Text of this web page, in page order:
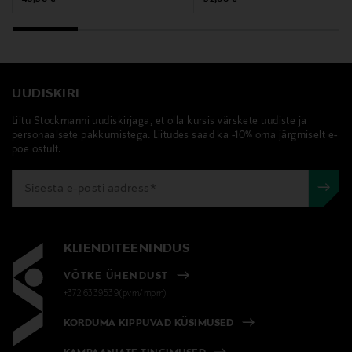
UUDISKIRI
Liitu Stockmanni uudiskirjaga, et olla kursis värskete uudiste ja
personaalsete pakkumistega. Liitudes saad ka -10% oma järgmiselt e-
poe ostult.
KLIENDITEENINDUS
VÕTKE ÜHENDUST
+372 6339539(pvm/mpm)
KORDUMA KIPPUVAD KÜSIMUSED